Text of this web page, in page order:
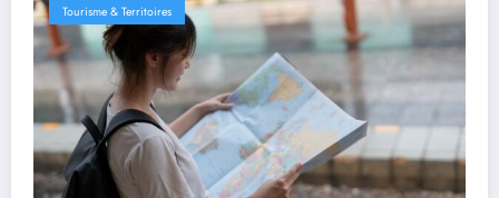
Tourisme & Territoires